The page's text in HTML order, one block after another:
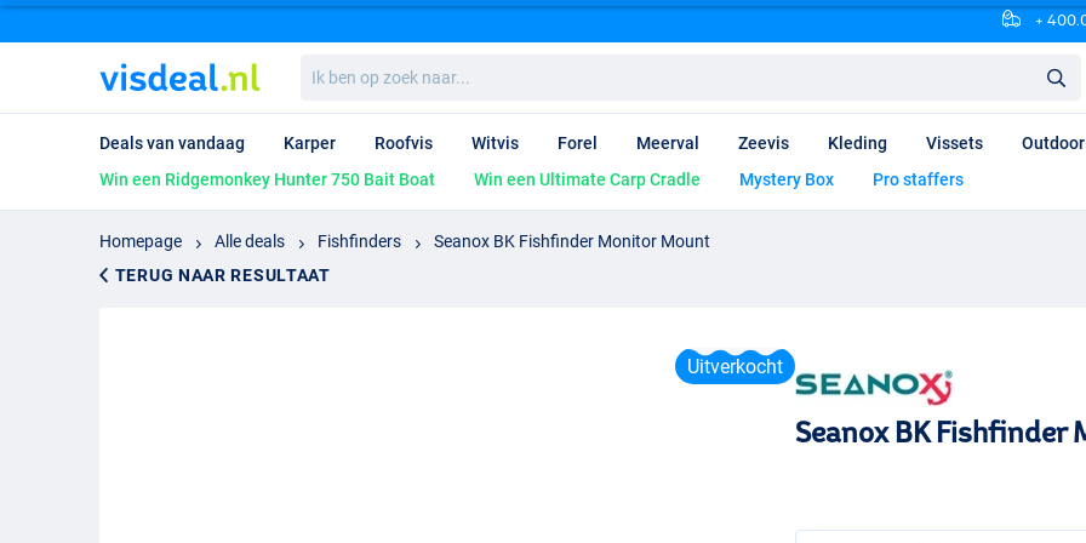
+
ben
op
naar...
Deals van vandaag Karper Roofvis Witvis Forel Meerval Zeevis Kleding Vissets Outdoor
Win een Ridgemonkey Hunter 750 Bait Boat
Win een Ultimate Carp Cradle Mystery Box Pro staffers
Homepage Alle deals Fishfinders
Seanox BK Fishfinder Monitor Mount
TERUG NAAR RESULTAAT
Uitverkocht
Seanox BK Fishfinder